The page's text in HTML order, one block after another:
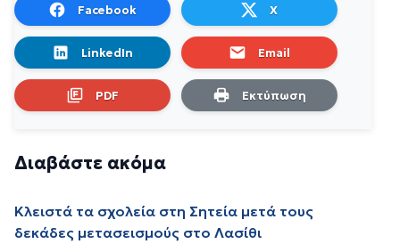
Facebook X
LinkedIn Email
PDF Εκτύπωση
Διαβάστε ακόμα
Κλειστά τα σχολεία στη Σητεία μετά τους
δεκάδες μετασεισμούς στο Λασίθι